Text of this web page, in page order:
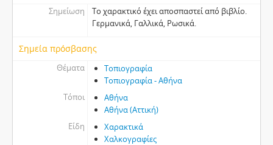
Σημείωση
Το χαρακτικό έχει αποσπαστεί από βιβλίο.
Γερμανικά, Γαλλικά, Ρωσικά.
Σημεία πρόσβασης
Θέματα
Τοπιογραφία
Τοπιογραφία - Αθήνα
Τόποι
Αθήνα
Αθήνα (Αττική)
Είδη
Χαρακτικά
Χαλκογραφίες